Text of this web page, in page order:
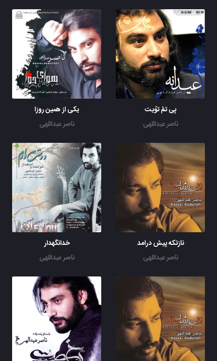
بِی تمُ توُیت
ناصر عبداللهی
یکی از همین روزا
ناصر عبداللهی
نازتکه پیش درامد
ناصر عبداللهی
خدانگهدار
ناصر عبداللهی